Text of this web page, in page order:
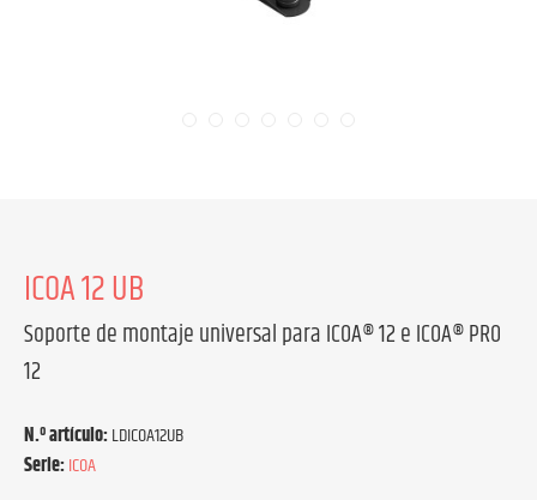
ICOA 12 UB
Soporte de montaje universal para ICOA® 12 e ICOA® PRO
12
N.º artículo:LDICOA12UB
Serie:ICOA